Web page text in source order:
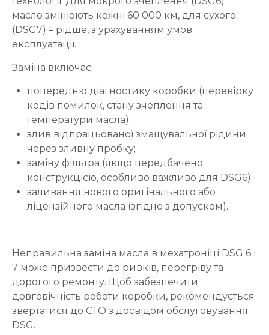
масло змінюють кожні 60 000 км, для сухого
(DSG7) – рідше, з урахуванням умов
експлуатації.
Заміна включає:
попередню діагностику коробки (перевірку
кодів помилок, стану зчеплення та
температури масла);
злив відпрацьованої змащувальної рідини
через зливну пробку;
заміну фільтра (якщо передбачено
конструкцією, особливо важливо для DSG6);
заливання нового оригінального або
ліцензійного масла (згідно з допуском).
Неправильна заміна масла в мехатроніці DSG 6 і
7 може призвести до ривків, перегріву та
дорогого ремонту. Щоб забезпечити
довговічність роботи коробки, рекомендується
звертатися до СТО з досвідом обслуговування
DSG.